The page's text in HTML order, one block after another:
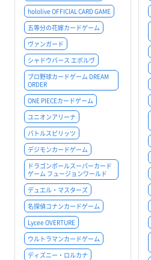
hololive OFFICIAL CARD GAME
五等分の花嫁カードゲーム
ヴァンガード
シャドウバース エボルヴ
プロ野球カードゲーム DREAM
ORDER
ONE PIECEカードゲーム
ユニオンアリーナ
バトルスピリッツ
デジモンカードゲーム
ドラゴンボールスーパーカード
ゲーム フュージョンワールド
デュエル・マスターズ
名探偵コナンカードゲーム
Lycee OVERTURE
ウルトラマンカードゲーム
ディズニー・ロルカナ